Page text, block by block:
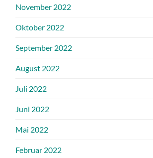
November 2022
Oktober 2022
September 2022
August 2022
Juli 2022
Juni 2022
Mai 2022
Februar 2022